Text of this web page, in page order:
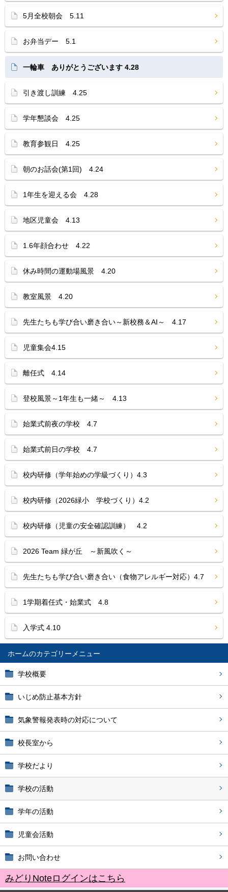
ホーム
学校概要
いじめ防止基本方針
気象警報発表時の対応について
校長室から
学校だより
学校の活動
学年の活動
児童会活動
お問い合わせ
みどりNoteログインはこちら
5月全校朝会 5.11
お弁当デー 5.1
一輪車 ありがとうございます 4.28
引き渡し訓練 4.25
学年懇談会 4.25
教育参観日 4.25
朝のお話会(第1回) 4.24
1年生を迎える会 4.28
地区児童会 4.13
1.6年顔合わせ 4.22
休み時間の運動場風景 4.20
教室風景 4.20
先生たちも学び合い磨き合い～新校務＆AI～ 4.17
児童集会4.15
離任式 4.14
登校風景～1年生も一緒～ 4.13
始業式前夜の学校 4.7
始業式前日の学校 4.7
校内研修（学年始めの学級づくり）4.3
校内研修（2026緑小 学校づくり）4.2
校内研修（児童の安全確認訓練） 4.2
2026 Team 緑が丘 ～新風吹く～
先生たちも学び合い磨き合い（食物アレルギー対応）4.7
1学期着任式・始業式 4.8
入学式 4.10